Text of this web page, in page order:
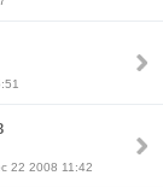
22 2008 11:42